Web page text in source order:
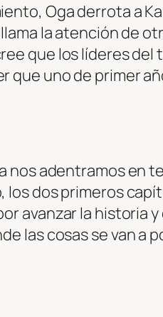
Oga derrota a
la atención de
que los líderes del
que uno de primer
nos adentramos en
los dos primeros
avanzar la historia
las cosas se van a